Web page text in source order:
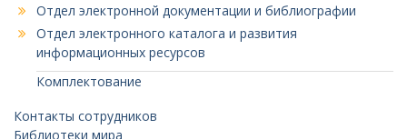
Отдел электронной документации и библиографии
Отдел электронного каталога и развития
информационных ресурсов
Комплектование
Контакты сотрудников
Библиотеки мира